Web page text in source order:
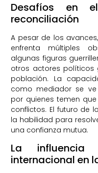
Desafíos en
reconciliación
A pesar de los
enfrenta múltiples
algunas figuras
otros actores políticos
población. La
como mediador se
por quienes temen
conflictos. El futuro de
la habilidad para
una confianza mutua.
La
internacional en